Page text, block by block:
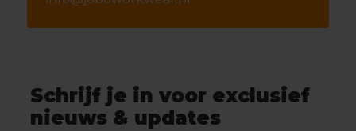
Schrijf je in voor exclusief
nieuws & updates